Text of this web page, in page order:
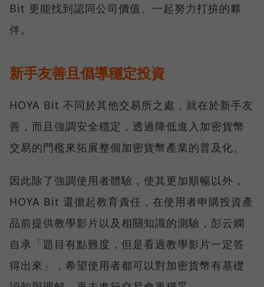
Bit 更能找到認同公司價值、一起努力打拚的夥
伴。
新手友善且倡導穩定投資
HOYA Bit 不同於其他交易所之處，就在於新手友
善，而且強調安全穩定，透過降低進入加密貨幣
交易的門檻來拓展整個加密貨幣產業的普及化。
因此除了強調使用者體驗，使其更加順暢以外，
HOYA Bit 還擔起教育責任，在使用者申購投資產
品前提供教學影片以及相關知識的測驗，彭云嫻
自承「題目有點難度，但是看過教學影片一定答
得出來」，希望使用者都可以對加密貨幣有基礎